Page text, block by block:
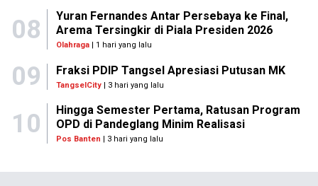
08
Yuran Fernandes Antar Persebaya ke Final,
Arema Tersingkir di Piala Presiden 2026
Olahraga| 1 hari yang lalu
09 Fraksi PDIP Tangsel Apresiasi Putusan MK
TangselCity | 3 hari yang lalu
10
Hingga Semester Pertama, Ratusan Program
OPD di Pandeglang Minim Realisasi
Pos Banten | 3 hari yang lalu